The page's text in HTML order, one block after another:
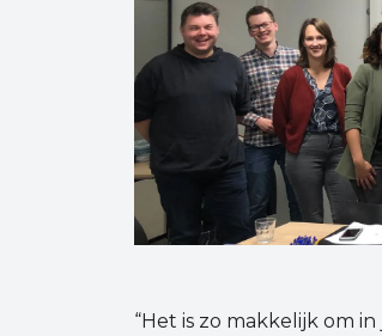
“Het is zo makkelijk om